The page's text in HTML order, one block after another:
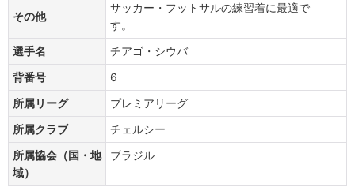
その他
サッカー・フットサルの練習着に最適で
す。
選手名
チアゴ・シウバ
背番号
6
所属リーグ
プレミアリーグ
所属クラブ
チェルシー
所属協会（国・地
域）
ブラジル